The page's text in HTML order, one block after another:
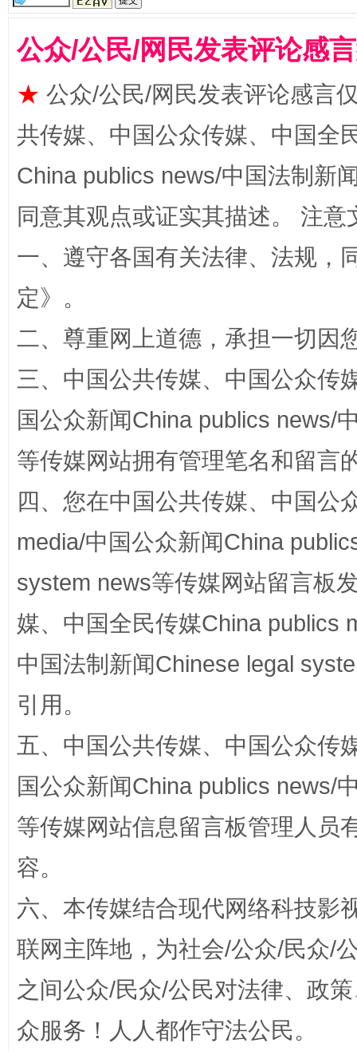
站台名比不上好声名
漫山遍野的桃花与雪山、麦地、白藏房 除
公众/公民/网民发表评论感
★ 公众/公民/网民发表评论感言
共传媒、中国公众传媒、中国全
China publics news/中国法制新
同意其观点或证实其描述。 注
一、遵守各国有关法律、法规，
定》。
二、尊重网上道德，承担一切因
三、中国公共传媒、中国公众传
国公众新闻China publics news/
等传媒网站拥有管理笔名和留言
四、您在中国公共传媒、中国公
media/中国公众新闻China
system news等传媒网站留言板
媒、中国全民传媒China publics
中国法制新闻Chinese legal
引用。
五、中国公共传媒、中国公众传
国公众新闻China publics news/
等传媒网站信息留言板管理人员
容。
六、本传媒结合现代网络科技影
联网主阵地，为社会/公众/民众/
之间公众/民众/公民对法律、政
众服务！人人都作守法公民。